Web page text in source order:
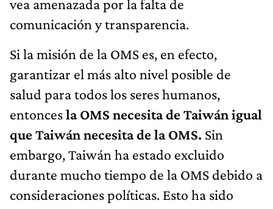
vea amenazada por la falta de
comunicación y transparencia.
Si la misión de la OMS es, en efecto,
garantizar el más alto nivel posible de
salud para todos los seres humanos,
entoncesla OMS necesita de Taiwán igual
que Taiwán necesita de la OMS. Sin
embargo, Taiwán ha estado excluido
durante mucho tiempo de la OMS debido a
consideraciones políticas. Esto ha sido